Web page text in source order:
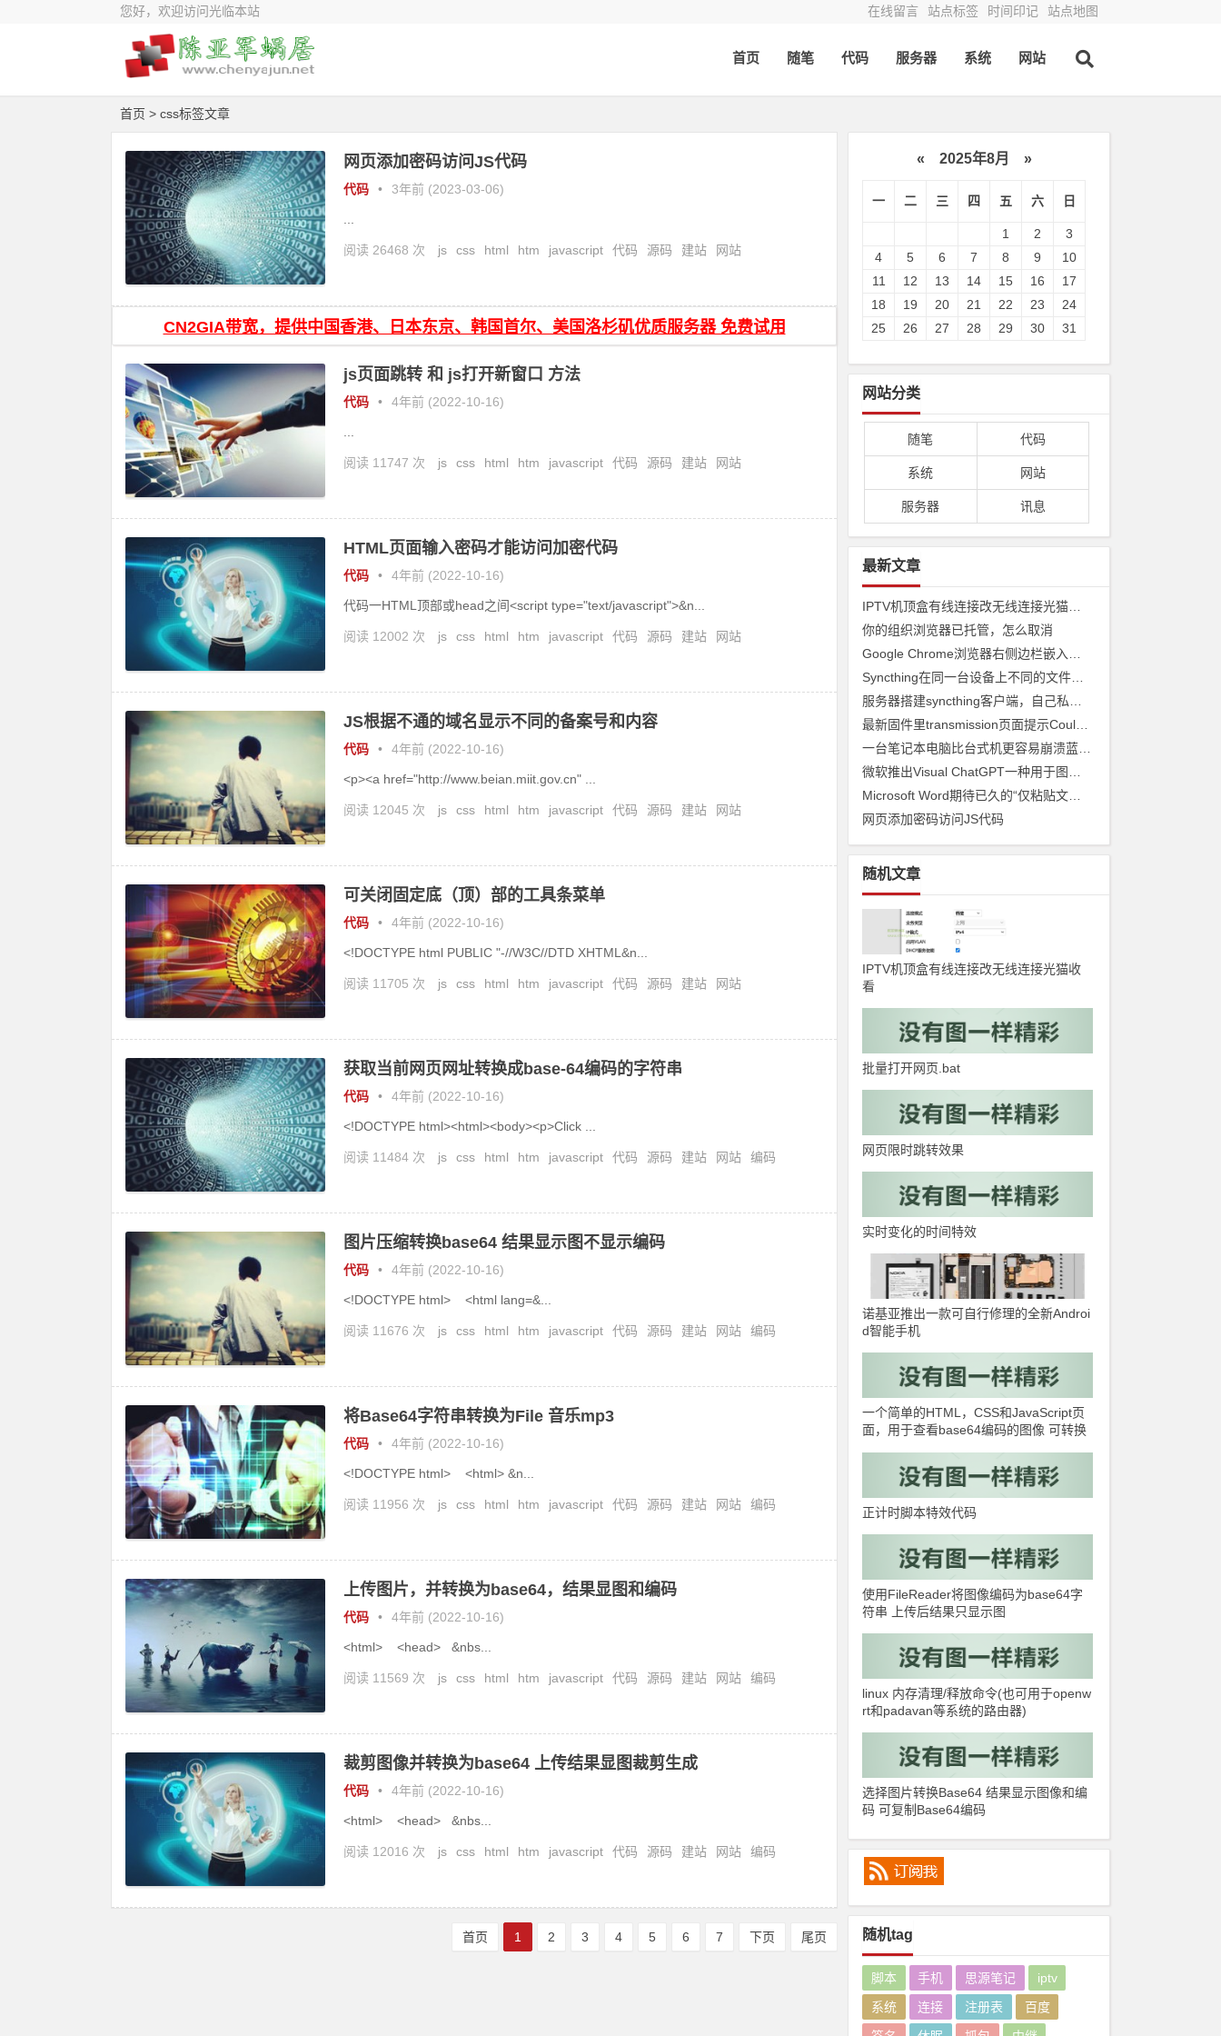
您好，欢迎访问光临本站 在线留言 站点标签 时间印记 站点地图
首页 随笔 代码 服务器 系统 网站
首页 > css标签文章
网页添加密码访问JS代码
代码 • 3年前 (2023-03-06)
阅读 26468 次 js css html htm javascript 代码 源码 建站 网站
CN2GIA带宽，提供中国香港、日本东京、韩国首尔、美国洛杉矶优质服务器 免费试用
js页面跳转 和 js打开新窗口 方法
代码 • 4年前 (2022-10-16)
阅读 11747 次 js css html htm javascript 代码 源码 建站 网站
HTML页面输入密码才能访问加密代码
代码 • 4年前 (2022-10-16)
代码一HTML顶部或head之间<script type="text/javascript">&n...
阅读 12002 次 js css html htm javascript 代码 源码 建站 网站
JS根据不通的域名显示不同的备案号和内容
代码 • 4年前 (2022-10-16)
<p><a href="http://www.beian.miit.gov.cn" ...
阅读 12045 次 js css html htm javascript 代码 源码 建站 网站
可关闭固定底（顶）部的工具条菜单
代码 • 4年前 (2022-10-16)
<!DOCTYPE html PUBLIC "-//W3C//DTD XHTML&n...
阅读 11705 次 js css html htm javascript 代码 源码 建站 网站
获取当前网页网址转换成base-64编码的字符串
代码 • 4年前 (2022-10-16)
<!DOCTYPE html><html><body><p>Click ...
阅读 11484 次 js css html htm javascript 代码 源码 建站 网站 编码
图片压缩转换base64 结果显示图不显示编码
代码 • 4年前 (2022-10-16)
<!DOCTYPE html> <html lang=&...
阅读 11676 次 js css html htm javascript 代码 源码 建站 网站 编码
将Base64字符串转换为File 音乐mp3
代码 • 4年前 (2022-10-16)
<!DOCTYPE html> <html> &n...
阅读 11956 次 js css html htm javascript 代码 源码 建站 网站 编码
上传图片，并转换为base64，结果显图和编码
代码 • 4年前 (2022-10-16)
<html> <head> &nbs...
阅读 11569 次 js css html htm javascript 代码 源码 建站 网站 编码
裁剪图像并转换为base64 上传结果显图裁剪生成
代码 • 4年前 (2022-10-16)
<html> <head> &nbs...
阅读 12016 次 js css html htm javascript 代码 源码 建站 网站 编码
首页 1 2 3 4 5 6 7 下页 尾页
« 2025年8月 »
一 二 三 四 五 六 日
1 2
3
4
5 6 7 8 9
10
11
12 13 14 15 16
17
18
19 20 21 22 23
24
25
26 27 28 29 30 31
网站分类
随笔 代码
系统 网站
服务器 讯息
最新文章
你的组织浏览器已托管，怎么取消
网页添加密码访问JS代码
随机文章
IPTV机顶盒有线连接改无线连接光猫收
看
批量打开网页.bat
网页限时跳转效果
实时变化的时间特效
诺基亚推出一款可自行修理的全新Androi
d智能手机
一个简单的HTML，CSS和JavaScript页
面，用于查看base64编码的图像 可转换
正计时脚本特效代码
使用FileReader将图像编码为base64字
符串 上传后结果只显示图
linux 内存清理/释放命令(也可用于openw
rt和padavan等系统的路由器)
选择图片转换Base64 结果显示图像和编
码 可复制Base64编码
随机tag
脚本 手机 思源笔记
iptv
系统
连接 注册表
百度